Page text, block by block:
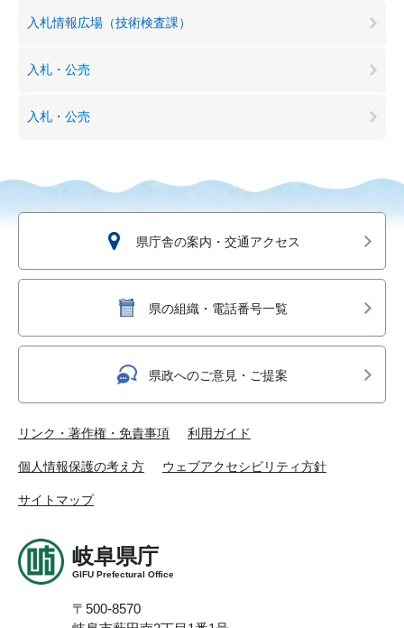
入札情報広場（技術検査課）
入札・公売
入札・公売
県庁舎の案内・交通アクセス
県の組織・電話番号一覧
県政へのご意見・ご提案
リンク・著作権・免責事項 利用ガイド
個人情報保護の考え方 ウェブアクセシビリティ方針
サイトマップ
岐阜県庁
GIFU Prefectural Office
〒500-8570